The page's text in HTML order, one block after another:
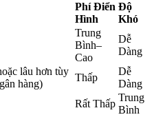
hàng đầu
Phí Điển
Hình
Độ
Khó
Trung
Bình–
Cao
Dễ
Dàng
lâu hơn tùy
hàng)
Thấp
Dễ
Dàng
Rất Thấp
Trung
Bình